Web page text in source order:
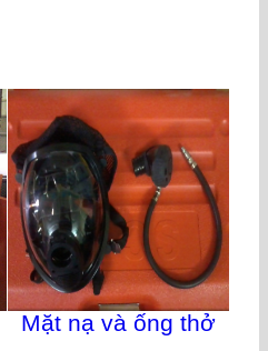
Mặt nạ và ống thở